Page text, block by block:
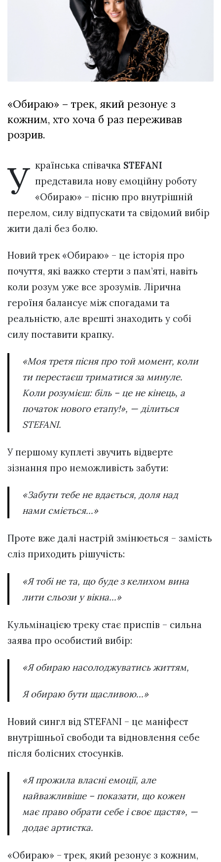
залишив у
Луцьку
27 Липня 2026
786 переглядів
Афіша
ZONE 18+
«Обираю» – трек, який резонує з
кожним, хто хоча б раз переживав
розрив.
У країнська співачка STEFANI
представила нову емоційну роботу
«Обираю» – пісню про внутрішній
перелом, силу відпускати та свідомий вибір
жити далі без болю.
Новий трек «Обираю» – це історія про
почуття, які важко стерти з пам’яті, навіть
коли розум уже все зрозумів. Лірична
героїня балансує між спогадами та
реальністю, але врешті знаходить у собі
силу поставити крапку.
«Моя третя пісня про той момент, коли
ти перестаєш триматися за минуле.
Коли розумієш: біль – це не кінець, а
початок нового етапу!», — ділиться
STEFANI.
У першому куплеті звучить відверте
зізнання про неможливість забути:
«Забути тебе не вдається, доля над
нами сміється…»
Проте вже далі настрій змінюється – замість
сліз приходить рішучість:
«Я тобі не та, що буде з келихом вина
лити сльози у вікна…»
Кульмінацією треку стає приспів – сильна
заява про особистий вибір:
«Я обираю насолоджуватись життям,
Я обираю бути щасливою…»
Новий сингл від STEFANI – це маніфест
внутрішньої свободи та відновлення себе
після болісних стосунків.
«Я прожила власні емоції, але
найважливіше – показати, що кожен
має право обрати себе і своє щастя», —
додає артистка.
«Обираю» – трек, який резонує з кожним,